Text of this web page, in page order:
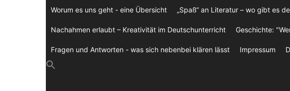
Worum es uns geht - eine Übersicht „Spaß“ an Literatur – wo gibt es
Nachahmen erlaubt – Kreativität im Deutschunterricht Geschichte:
Fragen und Antworten - was sich nebenbei klären lässt Impressum